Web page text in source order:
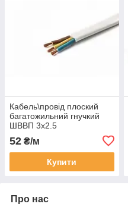
Кабель\провід плоский
багатожильний гнучкий
ШВВП 3х2.5
52 ₴/м
Купити
Про нас